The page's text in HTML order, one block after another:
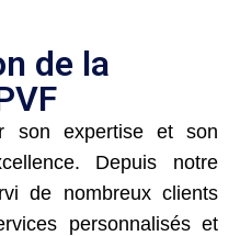
de la
son expertise et son
Depuis notre
de nombreux clients
personnalisés et